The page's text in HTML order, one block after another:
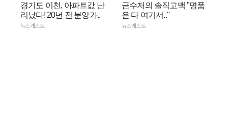
경기도 이천, 아파트값 난
리났다! 20년 전 분양가..
뉴스캐스트
금수저의 솔직고백 "명품
은 다 여기서.."
뉴스캐스트